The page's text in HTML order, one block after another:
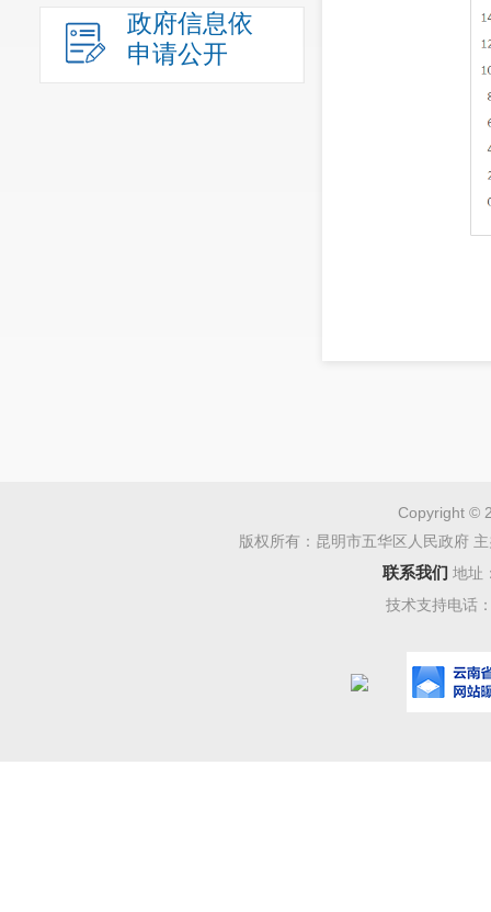
政府信息依
申请公开
Copyright ©
版权所有：昆明市五华区人民政府
联系我们 地址
技术支持电话